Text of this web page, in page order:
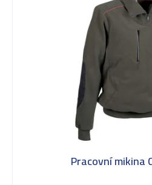
Pracovní mikina